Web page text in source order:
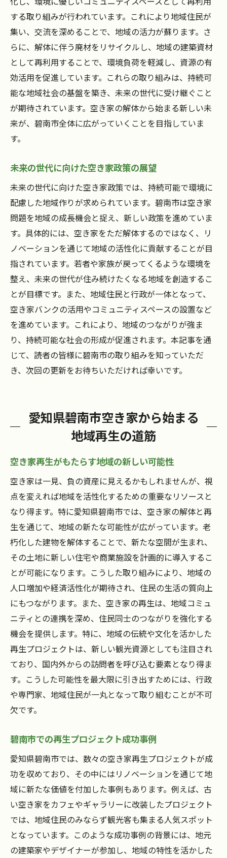
する取り組みが行われています。これにより地域住民が
集い、交流を深めることで、地域の活力が蘇ります。さ
らに、解体に伴う廃材をリサイクルし、地域の建築資材
として再利用することで、環境負荷を軽減し、資源の有
効活用を促進しています。これらの取り組みは、持続可
能な地域社会の基盤を築き、未来の世代に受け継ぐこと
が期待されています。空き家の解体から始まる新しい未
来が、碧南市全体に広がっていくことを目指していま
す。
未来の世代に向けた空き家政策の展望
未来の世代に向けた空き家政策では、持続可能で環境に
配慮した地域作りが求められています。碧南市は空き家
問題を地域の成長機会と捉え、新しい政策を進めていま
す。具体的には、空き家をただ解体するのではなく、リ
ノベーションを通じて地域の活性化に貢献することが目
指されています。若者や家族が戻ってくるような環境を
整え、未来の世代が住み続けたくなる地域を創造するこ
とが目標です。また、地域住民と行政が一体となって、
空き家バンクの活用やコミュニティスペースの設置など
を進めています。これにより、地域のつながりが強ま
り、持続可能な社会の形成が促進されます。本記事を通
じて、読者の皆様に碧南市の取り組みを知っていただ
き、次回の更新をお待ちいただければ幸いです。
愛知県碧南市空き家から始まる
地域再生の道筋
空き家再生がもたらす地域の新しい可能性
空き家は一見、負の資産に見えるかもしれませんが、視
点を変えれば地域を活性化するための重要なリソースと
なり得ます。特に愛知県碧南市では、空き家の解体と再
生を通じて、地域の新たな可能性が広がっています。老
朽化した建物を解体することで、新たな空間が生まれ、
その土地に新しい住宅や商業施設を計画的に導入するこ
とが可能になります。こうした取り組みにより、地域の
人口増加や経済活性化が期待され、住民の生活の質向上
にもつながります。また、空き家の再生は、地域コミュ
ニティとの連携を深め、住民同士のつながりを強化する
機会を提供します。特に、地域の伝統や文化を活かした
再生プロジェクトは、新しい観光資源としても注目され
ており、国内外からの訪問者を呼び込む要素となり得ま
す。こうした可能性を最大限に引き出すためには、行政
や専門家、地域住民が一丸となって取り組むことが不可
欠です。
碧南市での再生プロジェクト成功事例
愛知県碧南市では、数々の空き家再生プロジェクトが成
功を収めており、その中にはリノベーションを通じて地
域に新たな価値を付加した事例もあります。例えば、古
い空き家をカフェやギャラリーに改装したプロジェクト
では、地域住民のみならず観光客も集まる人気スポット
となっています。このような成功事例の背景には、地元
の建築家やデザイナーが参加し、地域の特性を活かした